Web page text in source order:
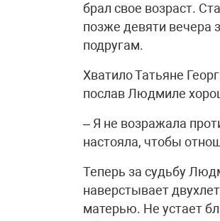
брал свое возраст.
позже девяти вечера
подругам.
Хватило Татьяне
послав Людмиле
– Я не возражала
настояла, чтобы
Теперь за судьбу
наверстывает
матерью. Не устает